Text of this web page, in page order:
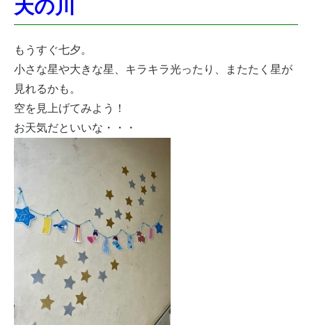
天の川
もうすぐ七夕。
小さな星や大きな星、キラキラ光ったり、またたく星が
見れるかも。
空を見上げてみよう！
お天気だといいな・・・